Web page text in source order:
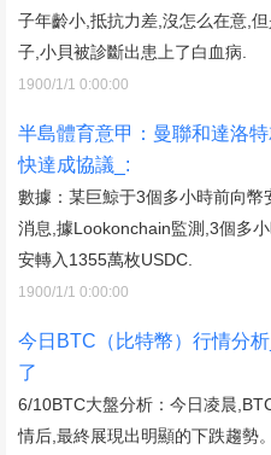
子年齡小,抵抗力差,沒怎么在意,
子,小貝被診斷出患上了白血病.
1900/1/1 0:00:00
半島體育意甲：曼聯和達洛
快達成協議_:
數據：某巨鯨于3個多小時前向
消息,據Lookonchain監測,3個多
安轉入1355萬枚USDC.
1900/1/1 0:00:00
今日BTC（比特幣）行情分
了
6/10BTC大盤分析：今日凌晨
情后,最終展現出明顯的下跌趨勢